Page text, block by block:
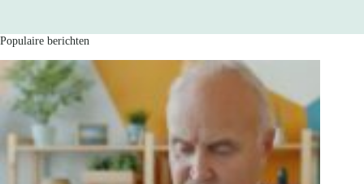
Populaire berichten